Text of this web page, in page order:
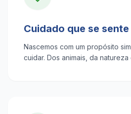
Cuidado que se sente
Nascemos com um propósito
cuidar. Dos animais, da natureza